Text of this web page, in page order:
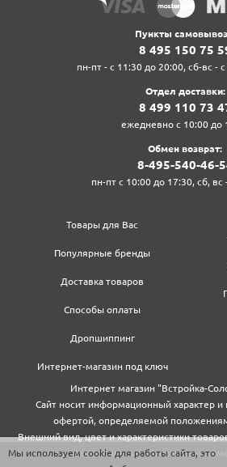
Пункты
8‍ 4‍9‍5‍ 1‍5‍0‍ 7‍5‍
пн-пт - с 11:30 до 20:00, сб-вс -
Отдел доставки:
8‍ 4‍9‍9‍ 1‍1‍0‍ 7‍3‍
ежедневно с 10:00 до
Обмен возврат:
8‍-4‍9‍5‍-5‍4‍0‍-4‍6‍-
пн-пт с 10:00 до 17:30, сб,
Товары для Вас
Популярные бренды
Доставка товаров
Способы оплаты
Дропшиппинг
Интернет-магазин под ключ
Интернет магазин "Встройка-
Сайт носит информационный характер и
офертой, определяемой
Внешний вид, цвет и характеристики
могут не совпадать с обновленными
Мы используем cookie для работы сайта, это